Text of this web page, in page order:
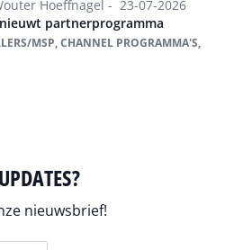
Hoeffnagel - 23-07-2026
partnerprogramma
MSP, CHANNEL PROGRAMMA'S,
nieuwsbrief!